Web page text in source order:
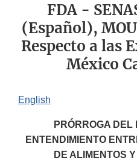
FDA -
(Español),
Respecto a las
México
English
PRÓRROGA DEL
ENTENDIMIENTO
DE ALIMENTOS